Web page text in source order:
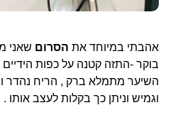
אהבתי במיוחד את הסרום שאני
בוקר -התזה קטנה על כפות
השיער מתמלא ברק , הריח נהדר
וגמיש וניתן כך בקלות לעצב אותו .